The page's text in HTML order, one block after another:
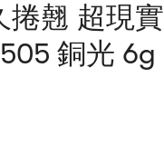
捲翹 超現實
銅光 6g